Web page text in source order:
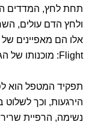
תחת לחץ, המדדים
ולחץ הדם עולים,
Flight: מוכנותו של הגוף לפעול במהירות ויעילות במצב לחץ.
תפקיד המטפל הוא
הירגעות, וכך לשלוט
נשימה, הרפיית